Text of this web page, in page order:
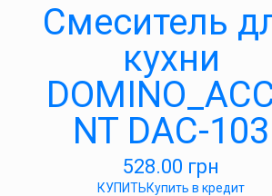
Cмеситель
кухни
NT DAC-103
528.00 грн
КУПИТЬКупить в кредит